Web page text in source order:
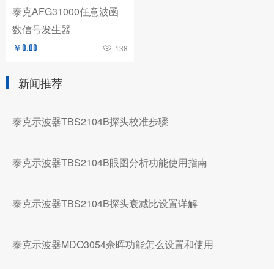
泰克AFG31000任意波函
数信号发生器
￥0.00 138
新闻推荐
泰克示波器TBS2104B探头校准步骤
泰克示波器TBS2104B眼图分析功能使用指南
泰克示波器TBS2104B探头衰减比设置详解
泰克示波器MDO3054余晖功能怎么设置和使用